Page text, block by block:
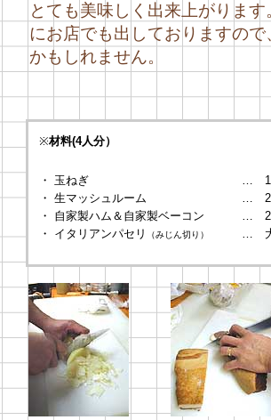
とても美味しく出来上がりま
にお店でも出しておりますの
かもしれません。
※材料(4人分）
・ 玉ねぎ
・ 生マッシュルーム
・ 自家製ハム＆自家製ベーコン
・ イタリアンパセリ
（みじん切り）
… 1
…
…
…